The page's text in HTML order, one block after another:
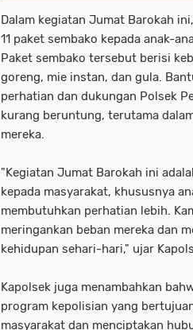
Dalam kegiatan Jumat Barokah
11 paket sembako kepada anak-
Paket sembako tersebut berisi
goreng, mie instan, dan gula.
perhatian dan dukungan Polsek
kurang beruntung, terutama
mereka.
"Kegiatan Jumat Barokah ini
kepada masyarakat, khususnya
membutuhkan perhatian lebih.
meringankan beban mereka dan
kehidupan sehari-hari," ujar
Kapolsek juga menambahkan
program kepolisian yang
masyarakat dan menciptakan